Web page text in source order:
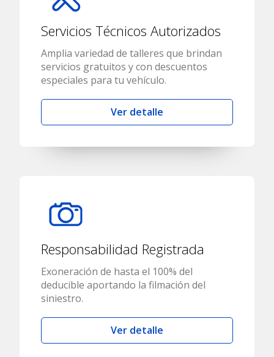
Servicios Técnicos Autorizados
Amplia variedad de talleres que brindan
servicios gratuitos y con descuentos
especiales para tu vehículo.
Ver detalle
Responsabilidad Registrada
Exoneración de hasta el 100% del
deducible aportando la filmación del
siniestro.
Ver detalle